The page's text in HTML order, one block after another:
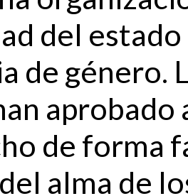
del
de género.
de forma
alma de